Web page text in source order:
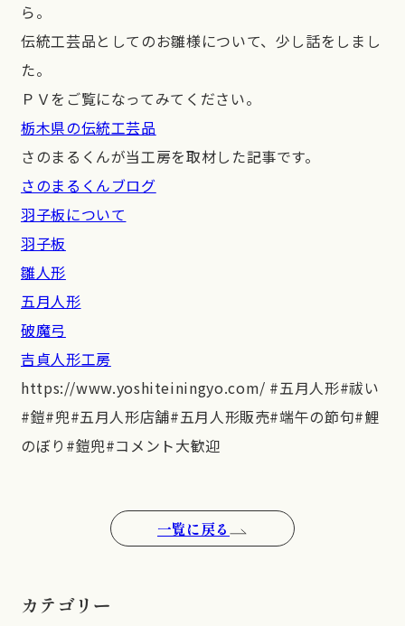
カテゴリー
ら。
伝統工芸品としてのお雛様について、少し話をしまし
た。
ＰＶをご覧になってみてください。
栃木県の伝統工芸品
さのまるくんが当工房を取材した記事です。
さのまるくんブログ
羽子板について
羽子板
雛人形
五月人形
破魔弓
吉貞人形工房
https://www.yoshiteiningyo.com/ #五月人形#祓い
#鎧#兜#五月人形店舗#五月人形販売#端午の節句#鯉
のぼり#鎧兜#コメント大歓迎
一覧に戻る